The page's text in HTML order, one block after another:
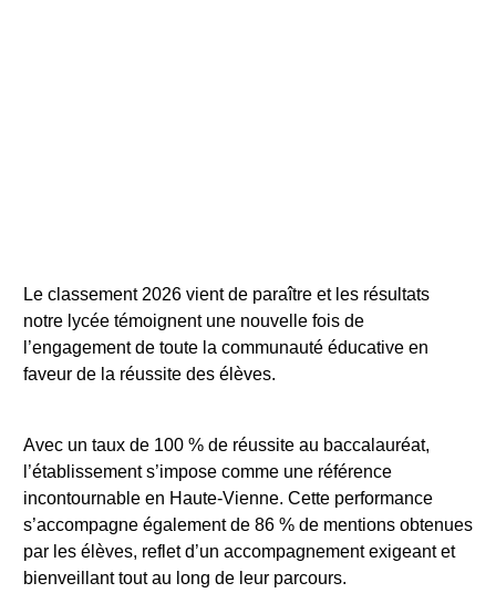
Le classement 2026 vient de paraître et les résultats
notre lycée témoignent une nouvelle fois de
l’engagement de toute la communauté éducative en
faveur de la réussite des élèves.
Avec un taux de 100 % de réussite au baccalauréat,
l’établissement s’impose comme une référence
incontournable en Haute-Vienne. Cette performance
s’accompagne également de 86 % de mentions obtenues
par les élèves, reflet d’un accompagnement exigeant et
bienveillant tout au long de leur parcours.